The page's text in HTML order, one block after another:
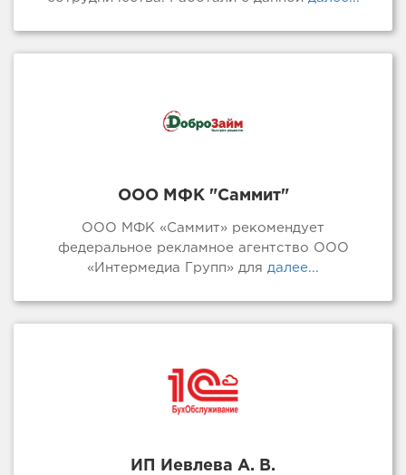
ООО МФК "Саммит"
ООО МФК «Саммит» рекомендует
федеральное рекламное агентство ООО
«Интермедиа Групп» для далее...
ИП Иевлева А. В.